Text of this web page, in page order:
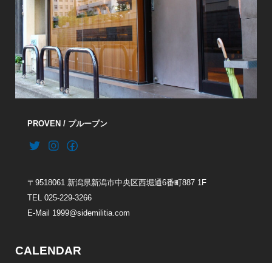
PROVEN / プループン
〒9518061 新潟県新潟市中央区西堀通6番町887 1F
TEL 025-229-3266
E-Mail 1999@sidemilitia.com
CALENDAR